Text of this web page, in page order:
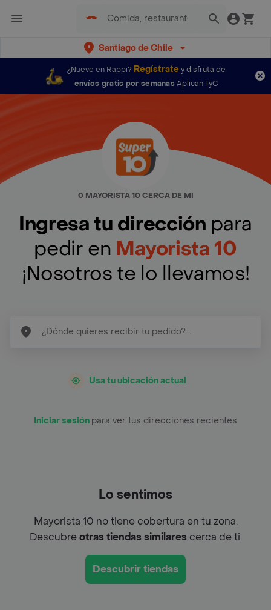
Santiago de Chile
¿Nuevo en Rappi? Regístratey disfruta de
envíos gratis por semanas Aplican TyC
0 MAYORISTA 10 CERCA DE MI
Ingresa tu dirección para
pedir en Mayorista 10
¡Nosotros te lo llevamos!
Usa tu ubicación actual
Iniciar sesión para ver tus direcciones recientes
Lo sentimos
Mayorista 10 no tiene cobertura en tu zona.
Descubreotras tiendas similarescerca de ti.
Descubrir tiendas